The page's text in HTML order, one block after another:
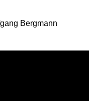
Bergmann